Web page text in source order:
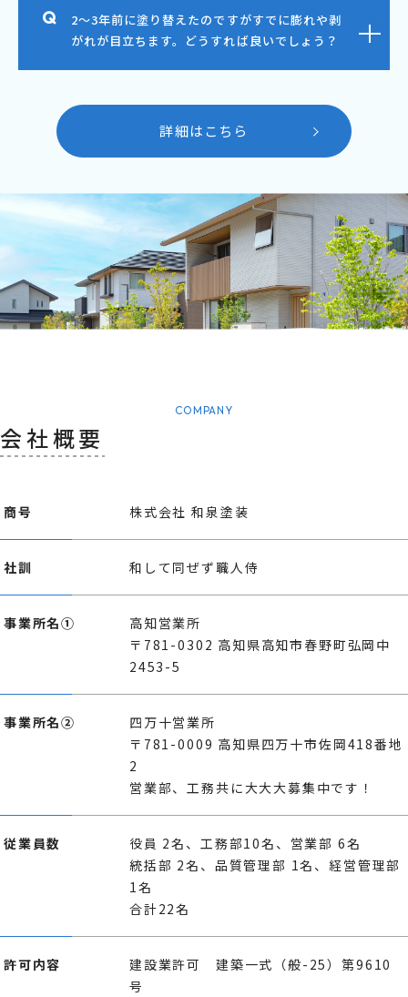
2～3年前に塗り替えたのですがすでに膨れや剥
がれが目立ちます。どうすれば良いでしょう？
詳細はこちら
COMPANY
会社概要
商号 株式会社 和泉塗装
社訓 和して同ぜず職人侍
事業所名①
高知営業所
〒781-0302 高知県高知市春野町弘岡中
2453-5
事業所名②
四万十営業所
〒781-0009 高知県四万十市佐岡418番地
2
営業部、工務共に大大大募集中です！
従業員数
役員 2名、工務部10名、営業部 6名
統括部 2名、品質管理部 1名、経営管理部
1名
合計22名
許可内容
建設業許可 建築一式（般-25）第9610
号